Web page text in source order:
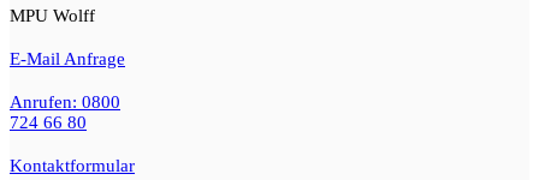
MPU Wolff
E-Mail Anfrage
Anrufen: 0800
724 66 80
Kontaktformular